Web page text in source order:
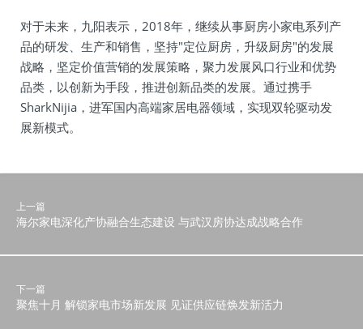
对于未来，九阳表示，2018年，继续从事厨房小家电系列产
品的研发、生产和销售，坚持"定位厨房，升级厨房"的发展
战略，坚定价值营销的发展策略，聚力发展风口行业和优势
品类，以创新为手段，推进创新品类的发展。通过携手
SharkNijia，进军国内高端家居电器领域，实现双轮驱动发
展新模式。
上一篇
海尔家电深化产协融合生态建设 与武汉房协达成战略合作
下一篇
聚焦十月 解锁家电市场新发展 见证供应链焕发新活力